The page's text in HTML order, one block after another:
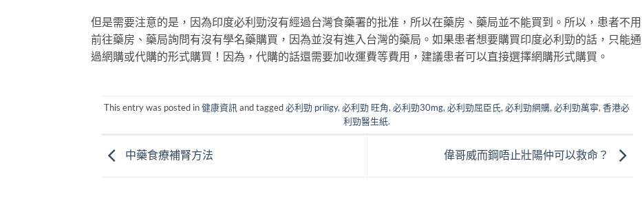
但是需要注意的是，因為印度必利勁沒有經過台灣食藥署的批准，所以在藥房、藥局並不能買到。所以，患者不用
前往藥房、藥局詢問有沒有學名藥購買，因為並沒有進入台灣的藥局。如果患者想要購買印度必利勁的話，只能通
過網購或代購的形式購買！因為，代購的話還需要加收運費等費用，建議患者可以直接選擇網購形式購買。
This entry was posted in健康資訊 and tagged必利勁 priligy,必利勁 旺角,必利勁30mg,必利勁屈臣氏,必利勁網購,必利勁萬寧,香港必
利勁醫生紙.
中藥食療補腎方法 偉哥威而鋼唔止壯陽仲可以救命？